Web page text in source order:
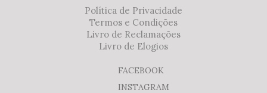
Política de Privacidade
Termos e Condições
Livro de Reclamações
Livro de Elogios
FACEBOOK
INSTAGRAM